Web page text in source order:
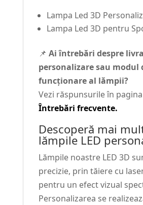
Lampa Led 3D
Lampa Led 3D pentru
📌 Ai întrebări despre
personalizare sau modul
funcționare al lămpii?
Vezi răspunsurile în
Întrebări frecvente.
Descoperă mai
lămpile LED
Lămpile noastre LED 3D
precizie, prin tăiere cu
pentru un efect vizual
Personalizarea se